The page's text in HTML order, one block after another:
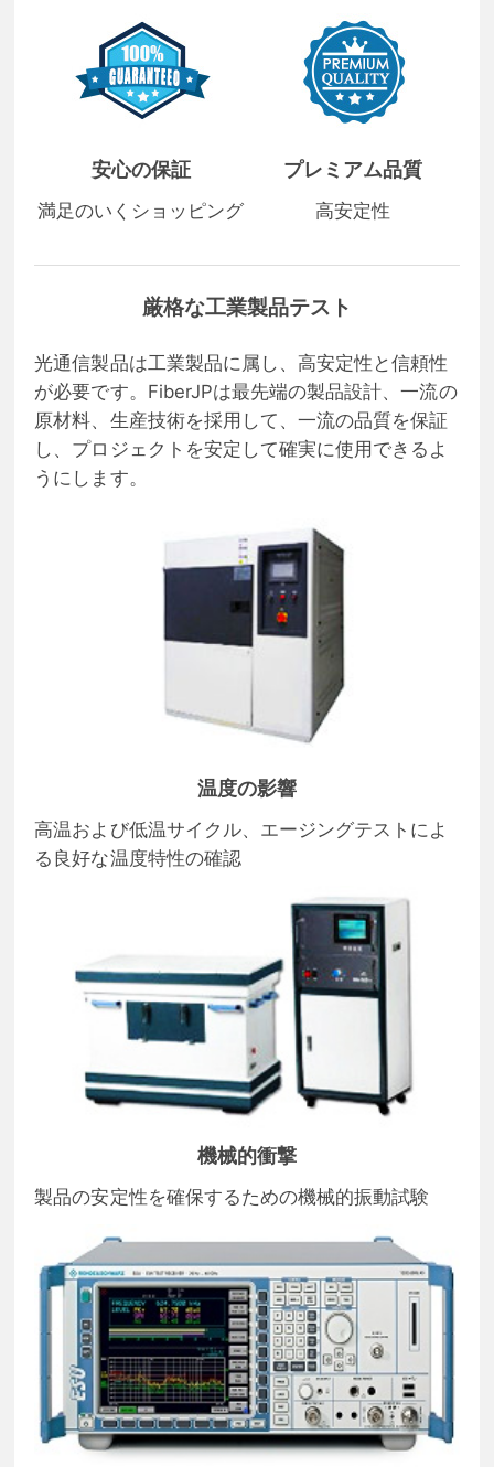
安心の保証
満足のいくショッピング
プレミアム品質
高安定性
厳格な工業製品テスト
光通信製品は工業製品に属し、高安定性と信頼性
が必要です。FiberJPは最先端の製品設計、一流の
原材料、生産技術を採用して、一流の品質を保証
し、プロジェクトを安定して確実に使用できるよ
うにします。
温度の影響
高温および低温サイクル、エージングテストによ
る良好な温度特性の確認
機械的衝撃
製品の安定性を確保するための機械的振動試験